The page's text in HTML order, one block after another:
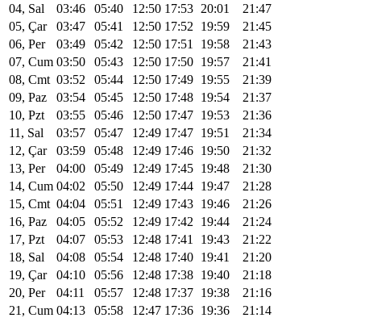
04, Sal
03:46 05:40 12:50 17:53 20:01
21:47
05, Çar
03:47 05:41 12:50 17:52 19:59
21:45
06, Per
03:49 05:42 12:50 17:51 19:58
21:43
07, Cum 03:50 05:43 12:50 17:50 19:57
21:41
08, Cmt 03:52 05:44 12:50 17:49 19:55
21:39
09, Paz
03:54 05:45 12:50 17:48 19:54
21:37
10, Pzt
03:55 05:46 12:50 17:47 19:53
21:36
11, Sal
03:57 05:47 12:49 17:47 19:51
21:34
12, Çar
03:59 05:48 12:49 17:46 19:50
21:32
13, Per
04:00 05:49 12:49 17:45 19:48
21:30
14, Cum 04:02 05:50 12:49 17:44 19:47
21:28
15, Cmt 04:04 05:51 12:49 17:43 19:46
21:26
16, Paz
04:05 05:52 12:49 17:42 19:44
21:24
17, Pzt
04:07 05:53 12:48 17:41 19:43
21:22
18, Sal
04:08 05:54 12:48 17:40 19:41
21:20
19, Çar
04:10 05:56 12:48 17:38 19:40
21:18
20, Per
04:11 05:57 12:48 17:37 19:38
21:16
21, Cum 04:13 05:58 12:47 17:36 19:36
21:14